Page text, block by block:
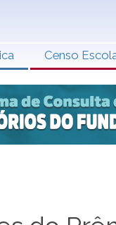
Censo